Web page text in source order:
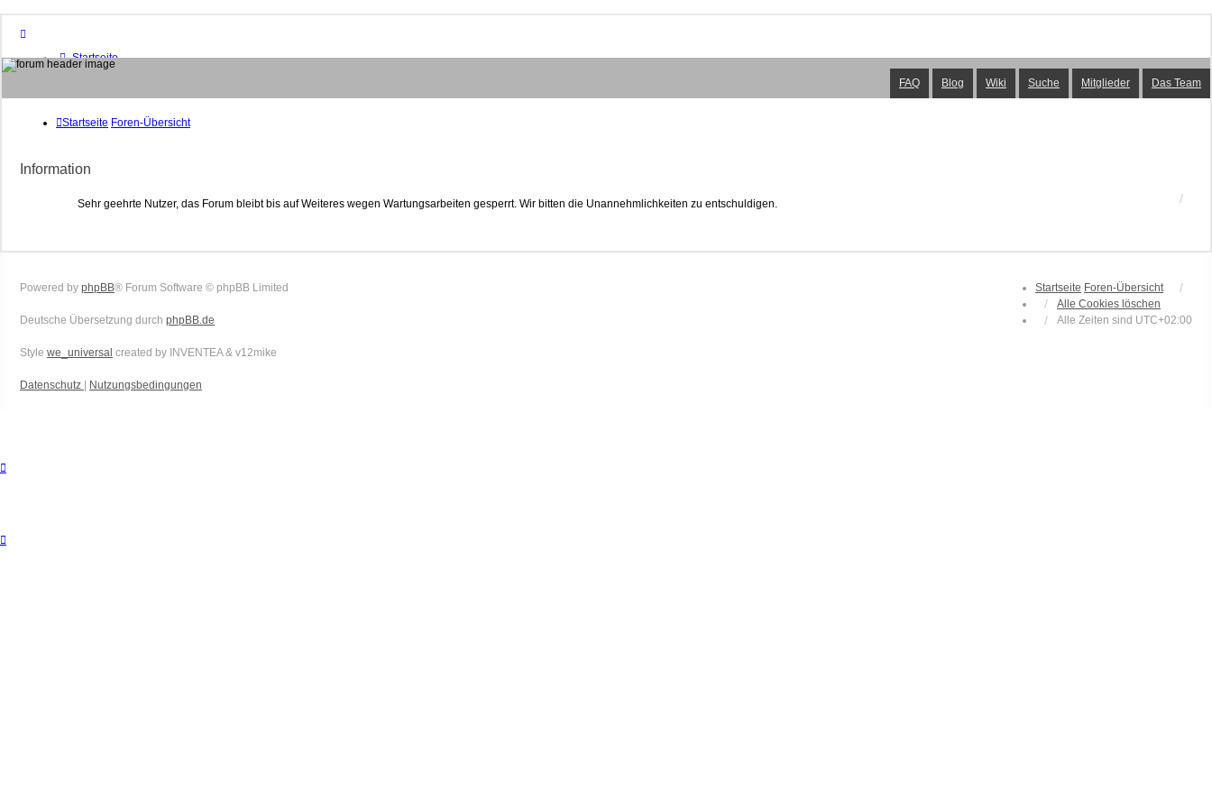
Startseite
Foren-Übersicht
Suche
Unbeantwortete Themen
Aktive Themen
Das Team
Anmelden
FAQ Blog Wiki Suche Mitglieder Das Team
Startseite Foren-Übersicht
Information
Sehr geehrte Nutzer, das Forum bleibt bis auf Weiteres wegen Wartungsarbeiten gesperrt. Wir bitten die Unannehmlichkeiten zu entschuldigen.
Startseite Foren-Übersicht
Alle Cookies löschen
Alle Zeiten sind UTC+02:00
Powered by phpBB® Forum Software © phpBB Limited
Deutsche Übersetzung durch phpBB.de
Style we_universal created by INVENTEA & v12mike
Datenschutz | Nutzungsbedingungen